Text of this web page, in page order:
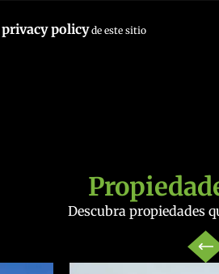
privacy policyde este sitio
Descubra propiedades